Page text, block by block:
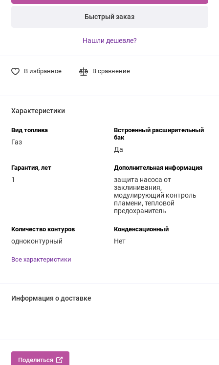
Быстрый заказ
Нашли дешевле?
В избранное В сравнение
Характеристики
Вид топлива
Газ
Встроенный расширительный
бак
Да
Гарантия, лет
1
Дополнительная информация
защита насоса от
заклинивания,
модулирующий контроль
пламени, тепловой
предохранитель
Количество контуров
одноконтурный
Конденсационный
Нет
Все характеристики
Информация о доставке
Поделиться